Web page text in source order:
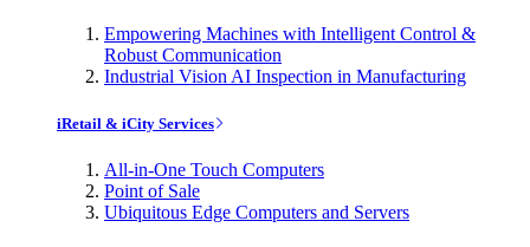
Empowering Machines with Intelligent Control &
Robust Communication
Industrial Vision AI Inspection in Manufacturing
iRetail & iCity Services
All-in-One Touch Computers
Point of Sale
Ubiquitous Edge Computers and Servers